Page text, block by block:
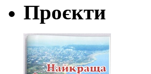
Проєкти